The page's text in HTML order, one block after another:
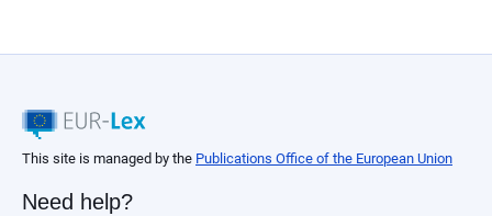
This site is managed by the Publications Office of the European Union
Need help?